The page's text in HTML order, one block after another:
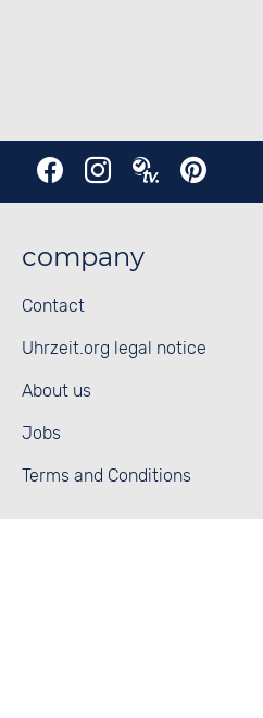
company
Contact
Uhrzeit.org legal notice
About us
Jobs
Terms and Conditions